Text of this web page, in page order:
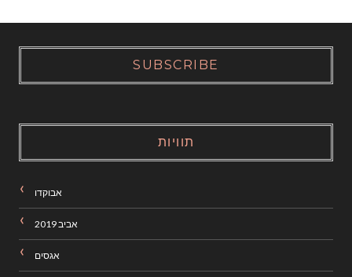
SUBSCRIBE
תוויות
אבוקדו
אביב 2019
אגסים